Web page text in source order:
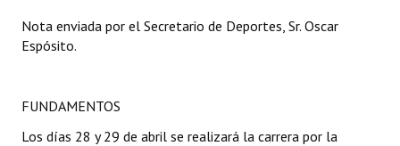
DOCUMENTOS
Proyectos Presentados
Nota enviada por el Secretario de Deportes, Sr. Oscar
Espósito.
FUNDAMENTOS
Los días 28 y 29 de abril se realizará la carrera por la